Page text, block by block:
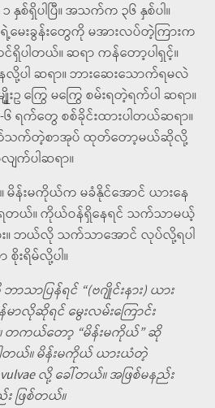
နှစ်ရှိပါပြီ။ အသက်က ၃၆ နှစ်ပါ။
မေးခွန်းတွေကို မအားလပ်တဲ့ကြားက
င်ရှိပါတယ်။ ဆရာ ကန်တော့ပါရှင့်။
ေလို့ပါ ဆရာ။ ဘားဆေးသောက်ရမလဲ
းဥ ကြွေ မကြွေ စမ်းရတဲ့ရက်ပါ ဆရာ။
၆ ရက်တွေ စစ်ခိုင်းထားပါတယ်ဆရာ။
ပတ်သက်တဲ့စာအုပ် ထုတ်တော့မယ်ဆိုလို့
က်ပါဆရာ။
မိန်းမကိုယ်က မခံနိုင်အောင် ယားနေ
ရတယ်။ ကိုယ်ဝန်ရှိနေရင် သက်သာမယ့်
။ ဘယ်လို သက်သာအောင် လုပ်လို့ရပါ
းရိမ်လို့ပါ။
ဘာသာပြန်ရင် “(ဗဂျိုင်းနား) ယား
န်မာလိုဆိုရင် မွေးလမ်းကြောင်း
တကယ်တော့ “မိန်းမကိုယ်” ဆို
ါတယ်။ မိန်းမကိုယ် ယားယံတဲ့
လို့ ခေါ်တယ်။ အဖြစ်မနည်း
ဖြစ်တယ်။